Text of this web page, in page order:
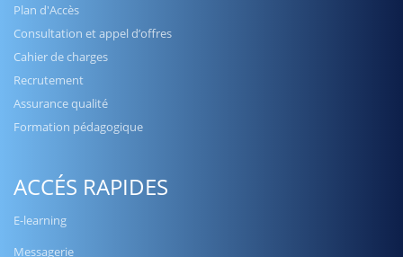
Plan d'Accès
Consultation et appel d’offres
Cahier de charges
Recrutement
Assurance qualité
Formation pédagogique
ACCÉS RAPIDES
E-learning
Messagerie